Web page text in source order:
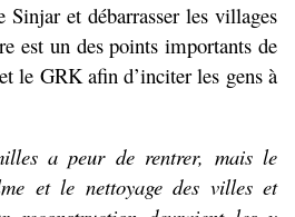
et débarrasser les villages
est un des points importants de
le GRK afin d’inciter les gens à
a peur de rentrer, mais le
et le nettoyage des villes et